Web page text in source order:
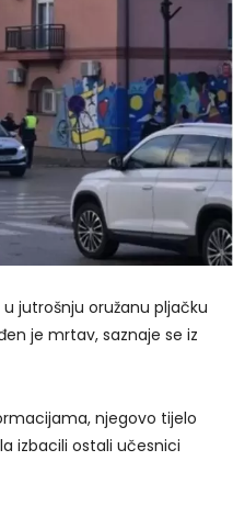
jutrošnju oružanu pljačku
je mrtav, saznaje se iz
njegovo tijelo
izbacili ostali učesnici